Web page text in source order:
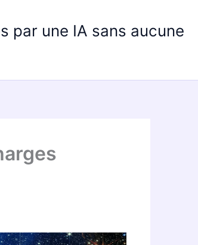
par une IA sans aucune